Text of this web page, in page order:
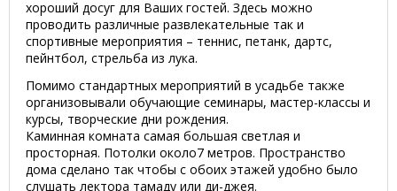
хороший досуг для Ваших гостей. Здесь можно
проводить различные развлекательные так и
спортивные мероприятия – теннис, петанк, дартс,
пейнтбол, стрельба из лука.
Помимо стандартных мероприятий в усадьбе также
организовывали обучающие семинары, мастер-классы и
курсы, творческие дни рождения.
Каминная комната самая большая светлая и
просторная. Потолки около7 метров. Пространство
дома сделано так чтобы с обоих этажей удобно было
слушать лектора тамаду или ди-джея.